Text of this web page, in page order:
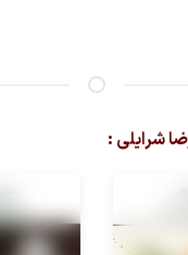
شرایلی :